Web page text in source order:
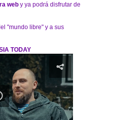
web y ya podrá disfrutar de
"mundo libre" y a sus
TODAY